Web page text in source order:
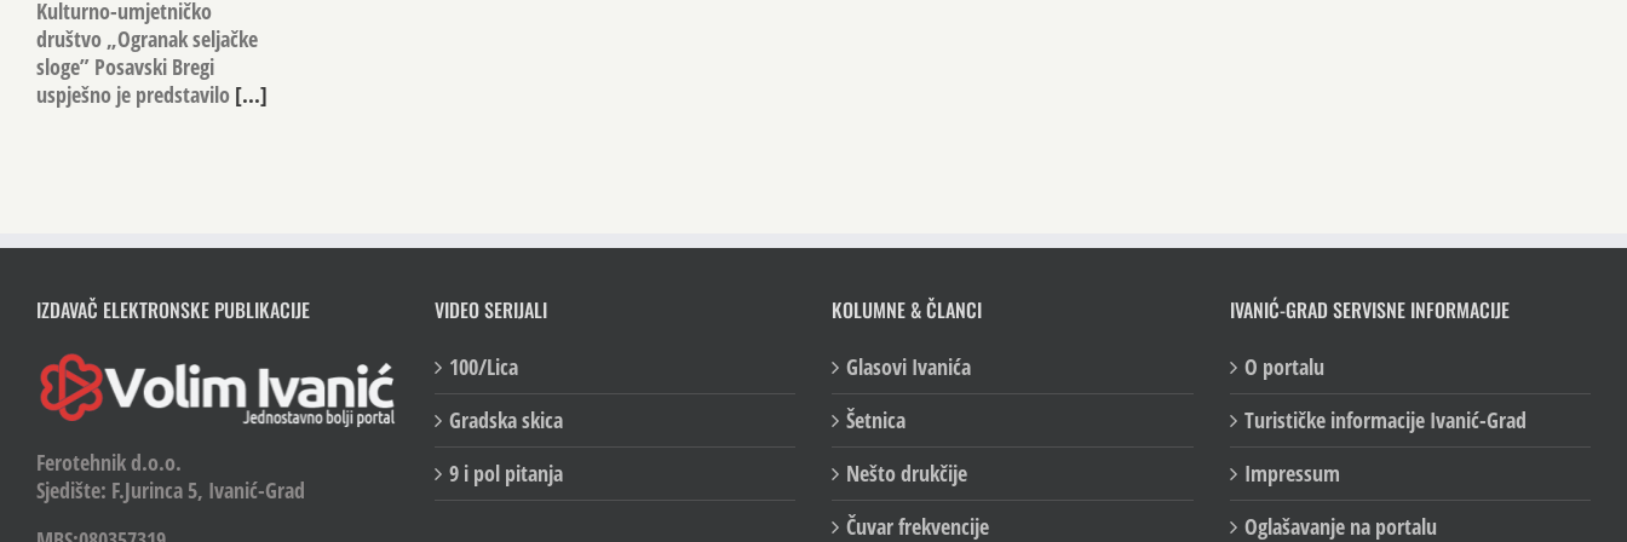
Kulturno-umjetničko
društvo „Ogranak seljačke
sloge” Posavski Bregi
uspješno je predstavilo[...]
IZDAVAČ ELEKTRONSKE PUBLIKACIJE
Ferotehnik d.o.o.
Sjedište: F.Jurinca 5, Ivanić-Grad
VIDEO SERIJALI
100/Lica
Gradska skica
9 i pol pitanja
KOLUMNE & ČLANCI
Glasovi Ivanića
Šetnica
Nešto drukčije
Čuvar frekvencije
IVANIĆ-GRAD SERVISNE INFORMACIJE
O portalu
Turističke informacije Ivanić-Grad
Impressum
Oglašavanje na portalu